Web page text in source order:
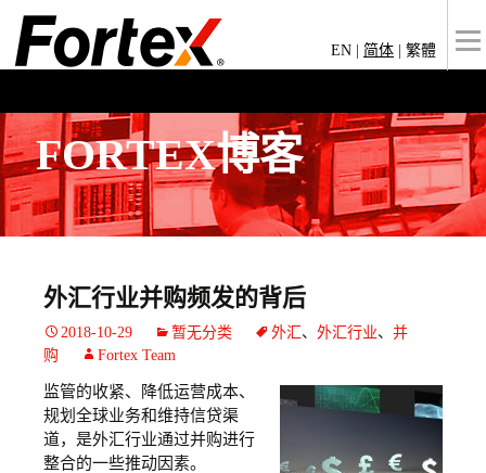
EN 简体 繁體
FORTEX博客
外汇行业并购频发的背后
2018-10-29 暂无分类 外汇 、 外汇行业、 并
购
Fortex Team
监管的收紧、降低运营成本、
规划全球业务和维持信贷渠
道，是外汇行业通过并购进行
整合的一些推动因素。